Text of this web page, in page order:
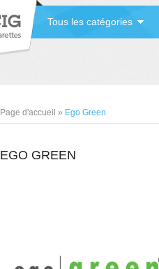
Tous les catégories
Page d'accueil » Ego Green
EGO GREEN